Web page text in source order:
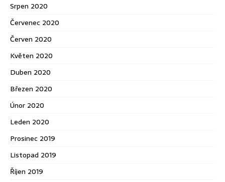
Srpen 2020
Červenec 2020
Červen 2020
Květen 2020
Duben 2020
Březen 2020
Únor 2020
Leden 2020
Prosinec 2019
Listopad 2019
Říjen 2019